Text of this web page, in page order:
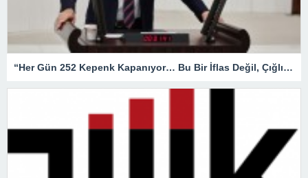
“Her Gün 252 Kepenk Kapanıyor… Bu Bir İflas Değil, Çığlıktır!”